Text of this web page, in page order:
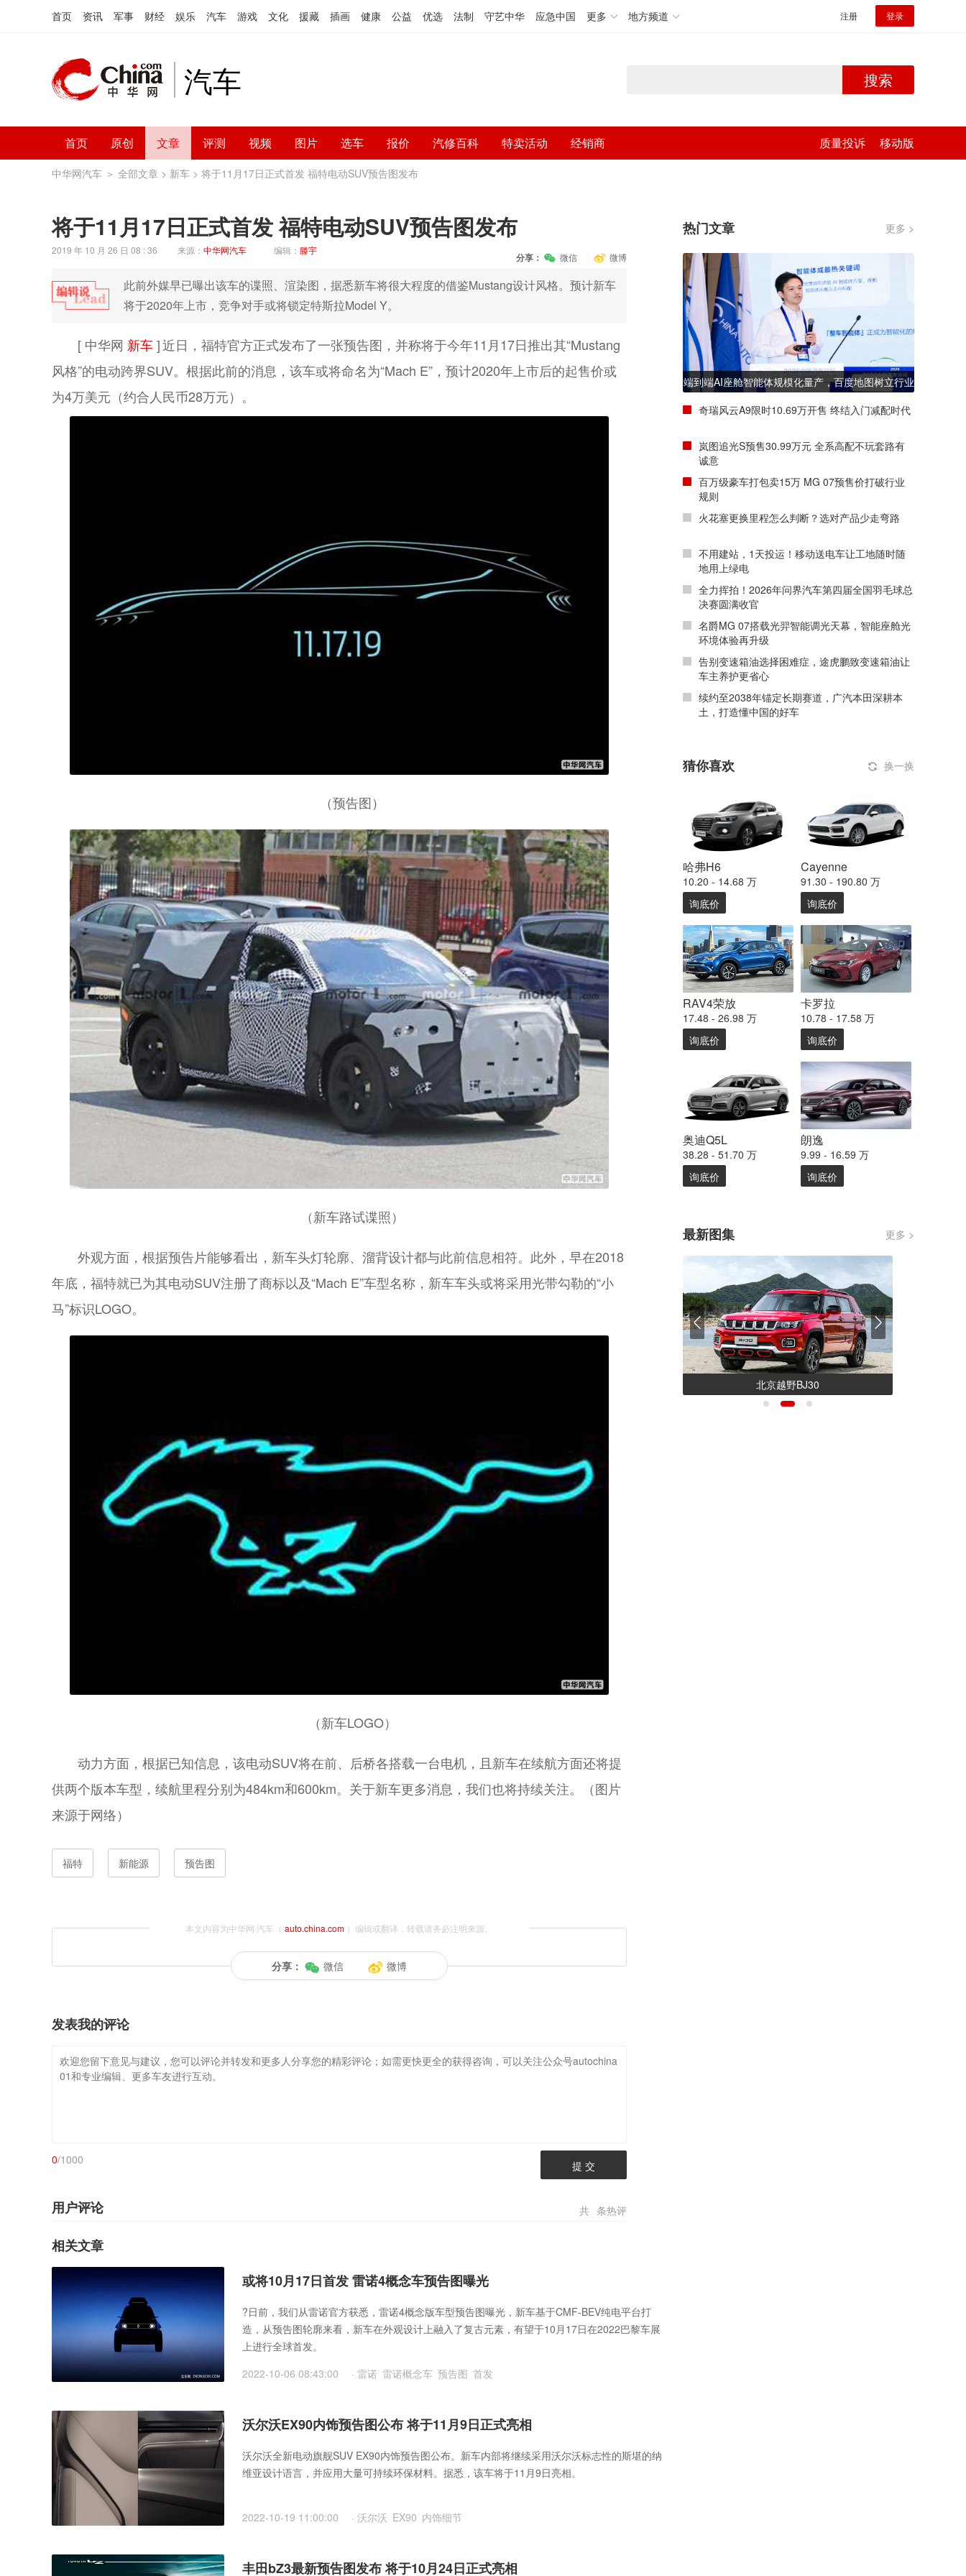
首页 资讯 军事 财经 娱乐 汽车 游戏 文化 援藏 插画 健康 公益 优选 法制 守艺中华 应急中国 更多 地方频道 注册 登录
汽车 搜索
首页 原创 文章 评测 视频 图片 选车 报价 汽修百科 特卖活动 经销商 质量投诉 移动版
中华网汽车 ＞ 全部文章 > 新车 > 将于11月17日正式首发 福特电动SUV预告图发布
将于11月17日正式首发 福特电动SUV预告图发布
2019 年 10 月 26 日 08 : 36 来源： 中华网汽车 编辑： 滕宇
分享： 微信 微博
此前外媒早已曝出该车的谍照、渲染图，据悉新车将很大程度的借鉴Mustang设计风格。预计新车
将于2020年上市，竞争对手或将锁定特斯拉Model Y。
[ 中华网 新车]近日，福特官方正式发布了一张预告图，并称将于今年11月17日推出其“Mustang
风格”的电动跨界SUV。根据此前的消息，该车或将命名为“Mach E”，预计2020年上市后的起售价或
为4万美元（约合人民币28万元）。
（预告图）
（新车路试谍照）
外观方面，根据预告片能够看出，新车头灯轮廓、溜背设计都与此前信息相符。此外，早在2018
年底，福特就已为其电动SUV注册了商标以及“Mach E”车型名称，新车车头或将采用光带勾勒的“小
马”标识LOGO。
（新车LOGO）
动力方面，根据已知信息，该电动SUV将在前、后桥各搭载一台电机，且新车在续航方面还将提
供两个版本车型，续航里程分别为484km和600km。关于新车更多消息，我们也将持续关注。（图片
来源于网络）
福特 新能源 预告图
本文内容为中华网·汽车（ auto.china.com ）编辑或翻译，转载请务必注明来源。
分享： 微信 微博
发表我的评论
0/1000 提 交
用户评论 共 条热评
相关文章
或将10月17日首发 雷诺4概念车预告图曝光
?日前，我们从雷诺官方获悉，雷诺4概念版车型预告图曝光，新车基于CMF-BEV纯电平台打
造，从预告图轮廓来看，新车在外观设计上融入了复古元素，有望于10月17日在2022巴黎车展
上进行全球首发。
2022-10-06 08:43:00
· 雷诺 雷诺概念车 预告图 首发
沃尔沃EX90内饰预告图公布 将于11月9日正式亮相
沃尔沃全新电动旗舰SUV EX90内饰预告图公布。新车内部将继续采用沃尔沃标志性的斯堪的纳
维亚设计语言，并应用大量可持续环保材料。据悉，该车将于11月9日亮相。
2022-10-19 11:00:00 · 沃尔沃 EX90 内饰细节
丰田bZ3最新预告图发布 将于10月24日正式亮相
热门文章 更多 >
端到端AI座舱智能体规模化量产，百度地图树立行业
新标杆
奇瑞风云A9限时10.69万开售 终结入门减配时代
岚图追光S预售30.99万元 全系高配不玩套路有
诚意
百万级豪车打包卖15万 MG 07预售价打破行业
规则
火花塞更换里程怎么判断？选对产品少走弯路
不用建站，1天投运！移动送电车让工地随时随
地用上绿电
全力挥拍！2026年问界汽车第四届全国羽毛球总
决赛圆满收官
名爵MG 07搭载光羿智能调光天幕，智能座舱光
环境体验再升级
告别变速箱油选择困难症，途虎鹏致变速箱油让
车主养护更省心
续约至2038年锚定长期赛道，广汽本田深耕本
土，打造懂中国的好车
猜你喜欢 换一换
哈弗H6
10.20 - 14.68 万
询底价
Cayenne
91.30 - 190.80 万
询底价
RAV4荣放
17.48 - 26.98 万
询底价
卡罗拉
10.78 - 17.58 万
询底价
奥迪Q5L
38.28 - 51.70 万
询底价
朗逸
9.99 - 16.59 万
询底价
最新图集 更多 >
北京越野BJ30